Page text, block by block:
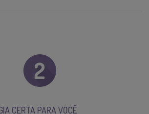
CERTA PARA VOCÊ